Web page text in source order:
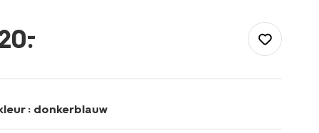
.
–
: donkerblauw